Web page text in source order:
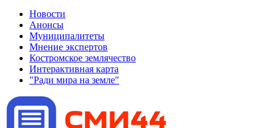
Новости
Анонсы
Муниципалитеты
Мнение экспертов
Костромское землячество
Интерактивная карта
"Ради мира на земле"